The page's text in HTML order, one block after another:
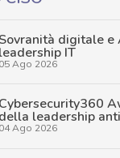
Sovranità digitale e
IT
Ago 2026
leadership
Ago 2026